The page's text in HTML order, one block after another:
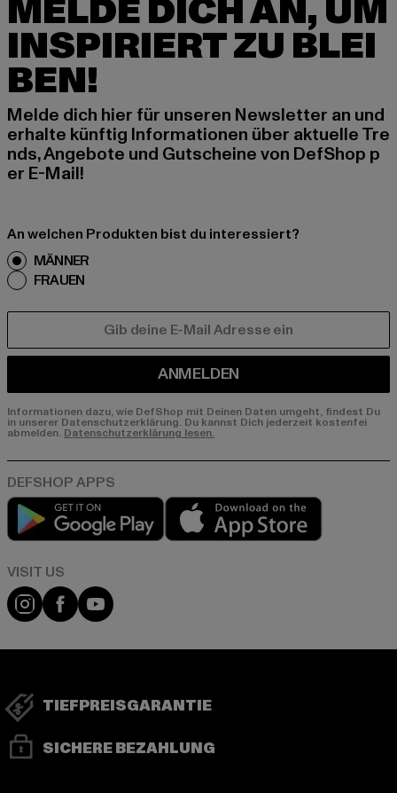
MELDE DICH AN, UM
INSPIRIERT ZU BLEI
BEN!
Melde dich hier für unseren Newsletter an und
erhalte künftig Informationen über aktuelle Tre
nds, Angebote und Gutscheine von DefShop p
er E-Mail!
An welchen Produkten bist du interessiert?
MÄNNER
FRAUEN
ANMELDEN
Informationen dazu, wie DefShop mit Deinen Daten umgeht, findest Du
in unserer Datenschutzerklärung. Du kannst Dich jederzeit kostenfei
abmelden. Datenschutzerklärung lesen.
Play market
Visit our Instagram page:
Visit our Facebook page:
Visit our YouTube channel:
TIEFPREISGARANTIE
SICHERE BEZAHLUNG